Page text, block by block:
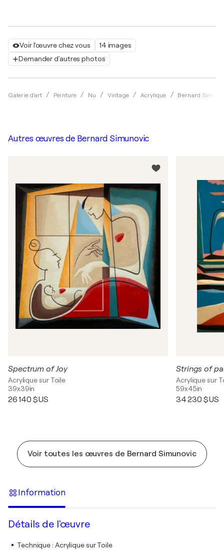
Voir l'œuvre chez vous
14 images
Demander d'autres photos
Galerie d'art Peinture Nu Vintage Acrylique Bernard
Autres œuvres de Bernard Simunovic
Spectrum of Joy
Acrylique sur Toile
39x39in
26 140 $US
Strings of
Acrylique sur
59x45in
34 230 $US
Voir toutes les œuvres de Bernard Simunovic
Information
Détails de l'œuvre
Technique: Acrylique sur Toile